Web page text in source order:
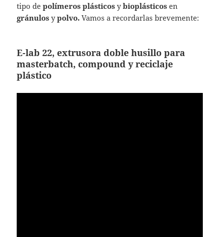
tipo depolímeros plásticos ybioplásticos en
gránulos ypolvo.Vamos a recordarlas brevemente:
E-lab 22, extrusora doble husillo para
masterbatch, compound y reciclaje
plástico